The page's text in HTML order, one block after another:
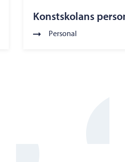
Konstskolans
Personal